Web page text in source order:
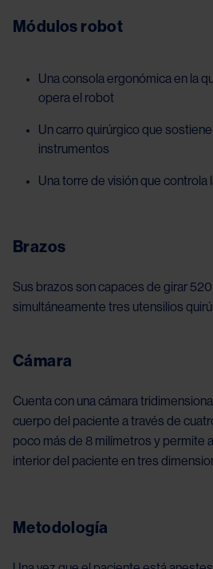
Módulos robot
Una consola ergonómica en la
opera el robot
Un carro quirúrgico que
instrumentos
Una torre de visión que controla
Brazos
Sus brazos son capaces de girar
simultáneamente tres utensilios
Cámara
Cuenta con una cámara
cuerpo del paciente a través de
poco más de 8 milímetros y permite
interior del paciente en tres
Metodología